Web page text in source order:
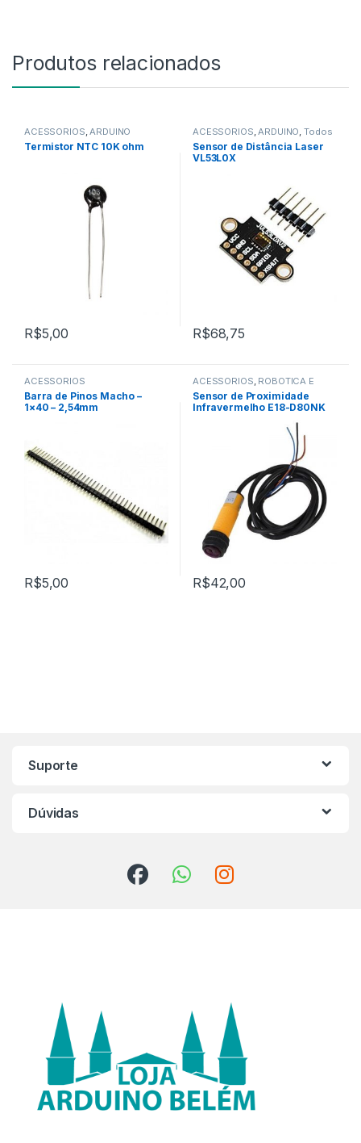
Produtos relacionados
ACESSÓRIOS,ARDUINO
Termistor NTC 10K ohm
R$5,00
ACESSÓRIOS,ARDUINO,Todos
da Categoria
Sensor de Distância Laser
VL53L0X
R$68,75
ACESSÓRIOS
Barra de Pinos Macho –
1×40 – 2,54mm
R$5,00
ACESSÓRIOS, ROBÓTICA E
MOTORES Todos da Categoria
Sensor de Proximidade
Infravermelho E18-D80NK
R$42,00
Suporte
Dúvidas